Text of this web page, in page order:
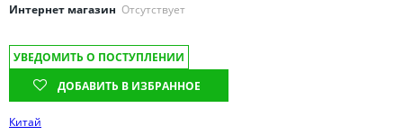
Татарстан
Тверская область
Томская область
Тюменская область
Удмуртия
Интернет магазин Отсутствует
УВЕДОМИТЬ О ПОСТУПЛЕНИИ
ДОБАВИТЬ В ИЗБРАННОЕ
Китай